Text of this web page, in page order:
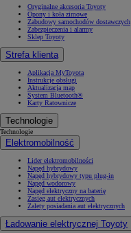
Oryginalne akcesoria Toyoty
Opony i koła zimowe
Zabudowy samochodów dostawczych
Zabezpieczenia i alarmy
Sklep Toyoty
Strefa klienta
Aplikacja MyToyota
Instrukcje obsługi
Aktualizacja map
System Bluetooth®
Karty Ratownicze
Technologie
Technologie
Elektromobilność
Lider elektromobilności
Napęd hybrydowy
Napęd hybrydowy typu plug-in
Napęd wodorowy
Napęd elektryczny na baterię
Zasięg aut elektrycznych
Zalety posiadania aut elektrycznych
Ładowanie elektrycznej Toyoty